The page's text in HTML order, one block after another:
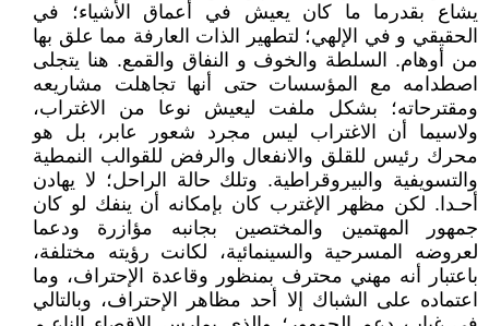
يشاع بقدرما ما كان يعيش في أعماق الأشياء؛ في
الحقيقي و في الإلهي؛ لتطهير الذات العارفة مما علق بها
من أوهام. السلطة والخوف و النفاق والقمع. هنا يتجلى
اصطدامه مع المؤسسات حتى أنها تجاهلت مشاريعه
ومقترحاته؛ بشكل ملفت ليعيش نوعا من الاغتراب،
ولاسيما أن الاغتراب ليس مجرد شعور عابر، بل هو
محرك رئيس للقلق والانفعال والرفض للقوالب النمطية
والتسويفية والبيروقراطية. وتلك حالة الراحل؛ لا يهادن
أحـدا. لكن مظهر الإغترب كان بإمكانه أن ينفك لو كان
جمهور المهتمين والمختصين بجانبه مؤازرة ودعما
لعروضه المسرحية والسينمائية، لكانت رؤيته مختلفة،
باعتبار أنه مهني محترف بمنظور وقاعدة الإحتراف، وما
اعتماده على الشباك إلا أحد مظاهر الإحتراف، وبالتالي